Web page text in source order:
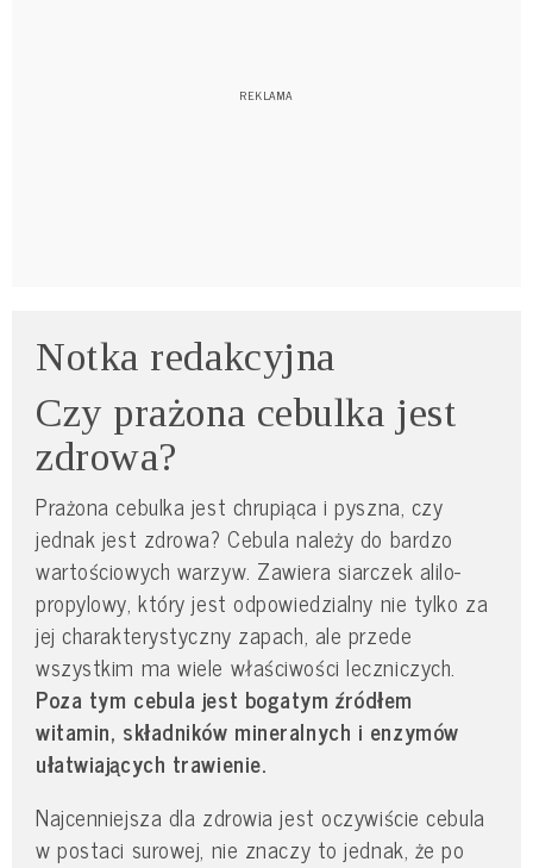
Notka redakcyjna
Czy prażona cebulka jest
zdrowa?
Prażona cebulka jest chrupiąca i pyszna, czy
jednak jest zdrowa? Cebula należy do bardzo
wartościowych warzyw. Zawiera siarczek alilo-
propylowy, który jest odpowiedzialny nie tylko za
jej charakterystyczny zapach, ale przede
wszystkim ma wiele właściwości leczniczych.
Poza tym cebula jest bogatym źródłem
witamin, składników mineralnych i enzymów
ułatwiających trawienie.
Najcenniejsza dla zdrowia jest oczywiście cebula
w postaci surowej, nie znaczy to jednak, że po